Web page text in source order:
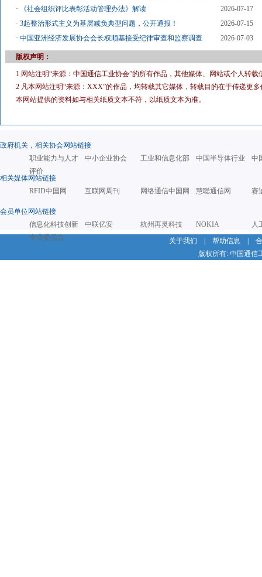
·
《社会组织评比表彰活动管理办法》解读
2026-07-17
·3起整治形式主义为基层减负典型问题，公开通报！
2026-07-15
·中国亚洲经济发展协会会长权顺基接受纪律审查和监察调查 2026-07-03
版权声明：
1 网站注明“来源：中国通信工业协会”的所有作品，其他媒体、网站或个人转
2 凡本网站注明“来源：XXX”的作品，均转载其它媒体，转载目的在于传递更
本网站提供的资料如与相关纸质文本不符，以纸质文本为准。
政府机关，相关协会网站链接
职业能力与人才
评价
中小企业协会 工业和信息化部 中国半导体行业 中
相关媒体网站链接
RFID中国网
互联网周刊 网络通信中国网 慧聪通信网 赛
会员单位网站链接
信息化科技创新
专业委员会
中联亿安 杭州再灵科技 NOKIA
人
关于我们
帮助信息
版权所有: 中国通信